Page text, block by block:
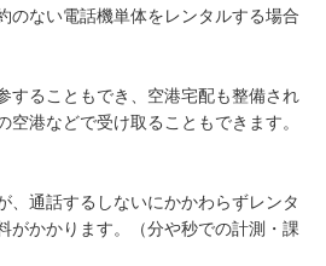
のない電話機単体をレンタルする場合
することもでき、空港宅配も整備され
空港などで受け取ることもできます。
、通話するしないにかかわらずレンタ
がかかります。（分や秒での計測・課